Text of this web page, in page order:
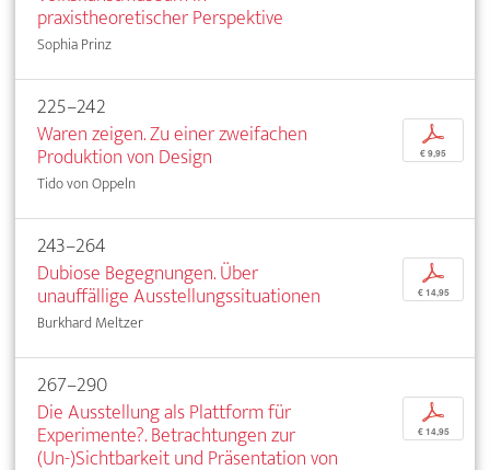
praxistheoretischer Perspektive
Sophia Prinz
225–242
Waren zeigen. Zu einer zweifachen
Produktion von Design
Tido von Oppeln
p
€ 9,95
243–264
Dubiose Begegnungen. Über
unauffällige Ausstellungssituationen
Burkhard Meltzer
p
€ 14,95
267–290
Die Ausstellung als Plattform für
Experimente?. Betrachtungen zur
(Un-)Sichtbarkeit und Präsentation von
p
€ 14,95